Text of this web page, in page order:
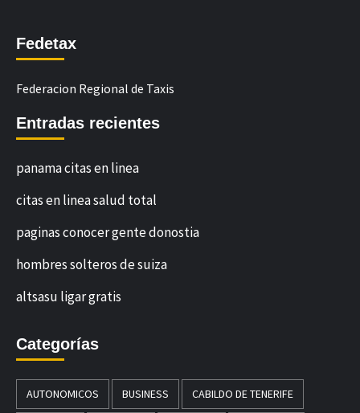
Fedetax
Federacion Regional de Taxis
Entradas recientes
panama citas en linea
citas en linea salud total
paginas conocer gente donostia
hombres solteros de suiza
altsasu ligar gratis
Categorías
AUTONOMICOS BUSINESS CABILDO DE TENERIFE